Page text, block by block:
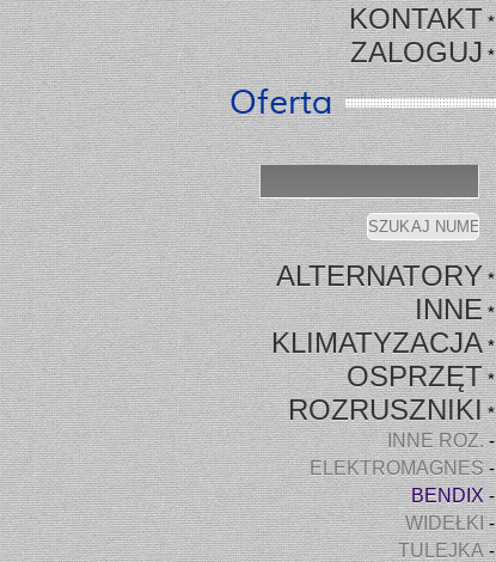
KONTAKT*
ZALOGUJ*
Oferta
ALTERNATORY*
INNE*
KLIMATYZACJA*
OSPRZĘT*
ROZRUSZNIKI*
INNE ROZ.-
ELEKTROMAGNES-
BENDIX-
WIDEŁKI-
TULEJKA-